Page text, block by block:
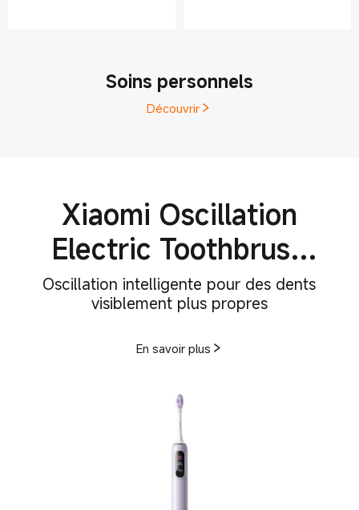
Soins personnels
Découvrir
Xiaomi Oscillation
Electric Toothbrush
Pro
Oscillation intelligente pour des dents
visiblement plus propres
En savoir plus